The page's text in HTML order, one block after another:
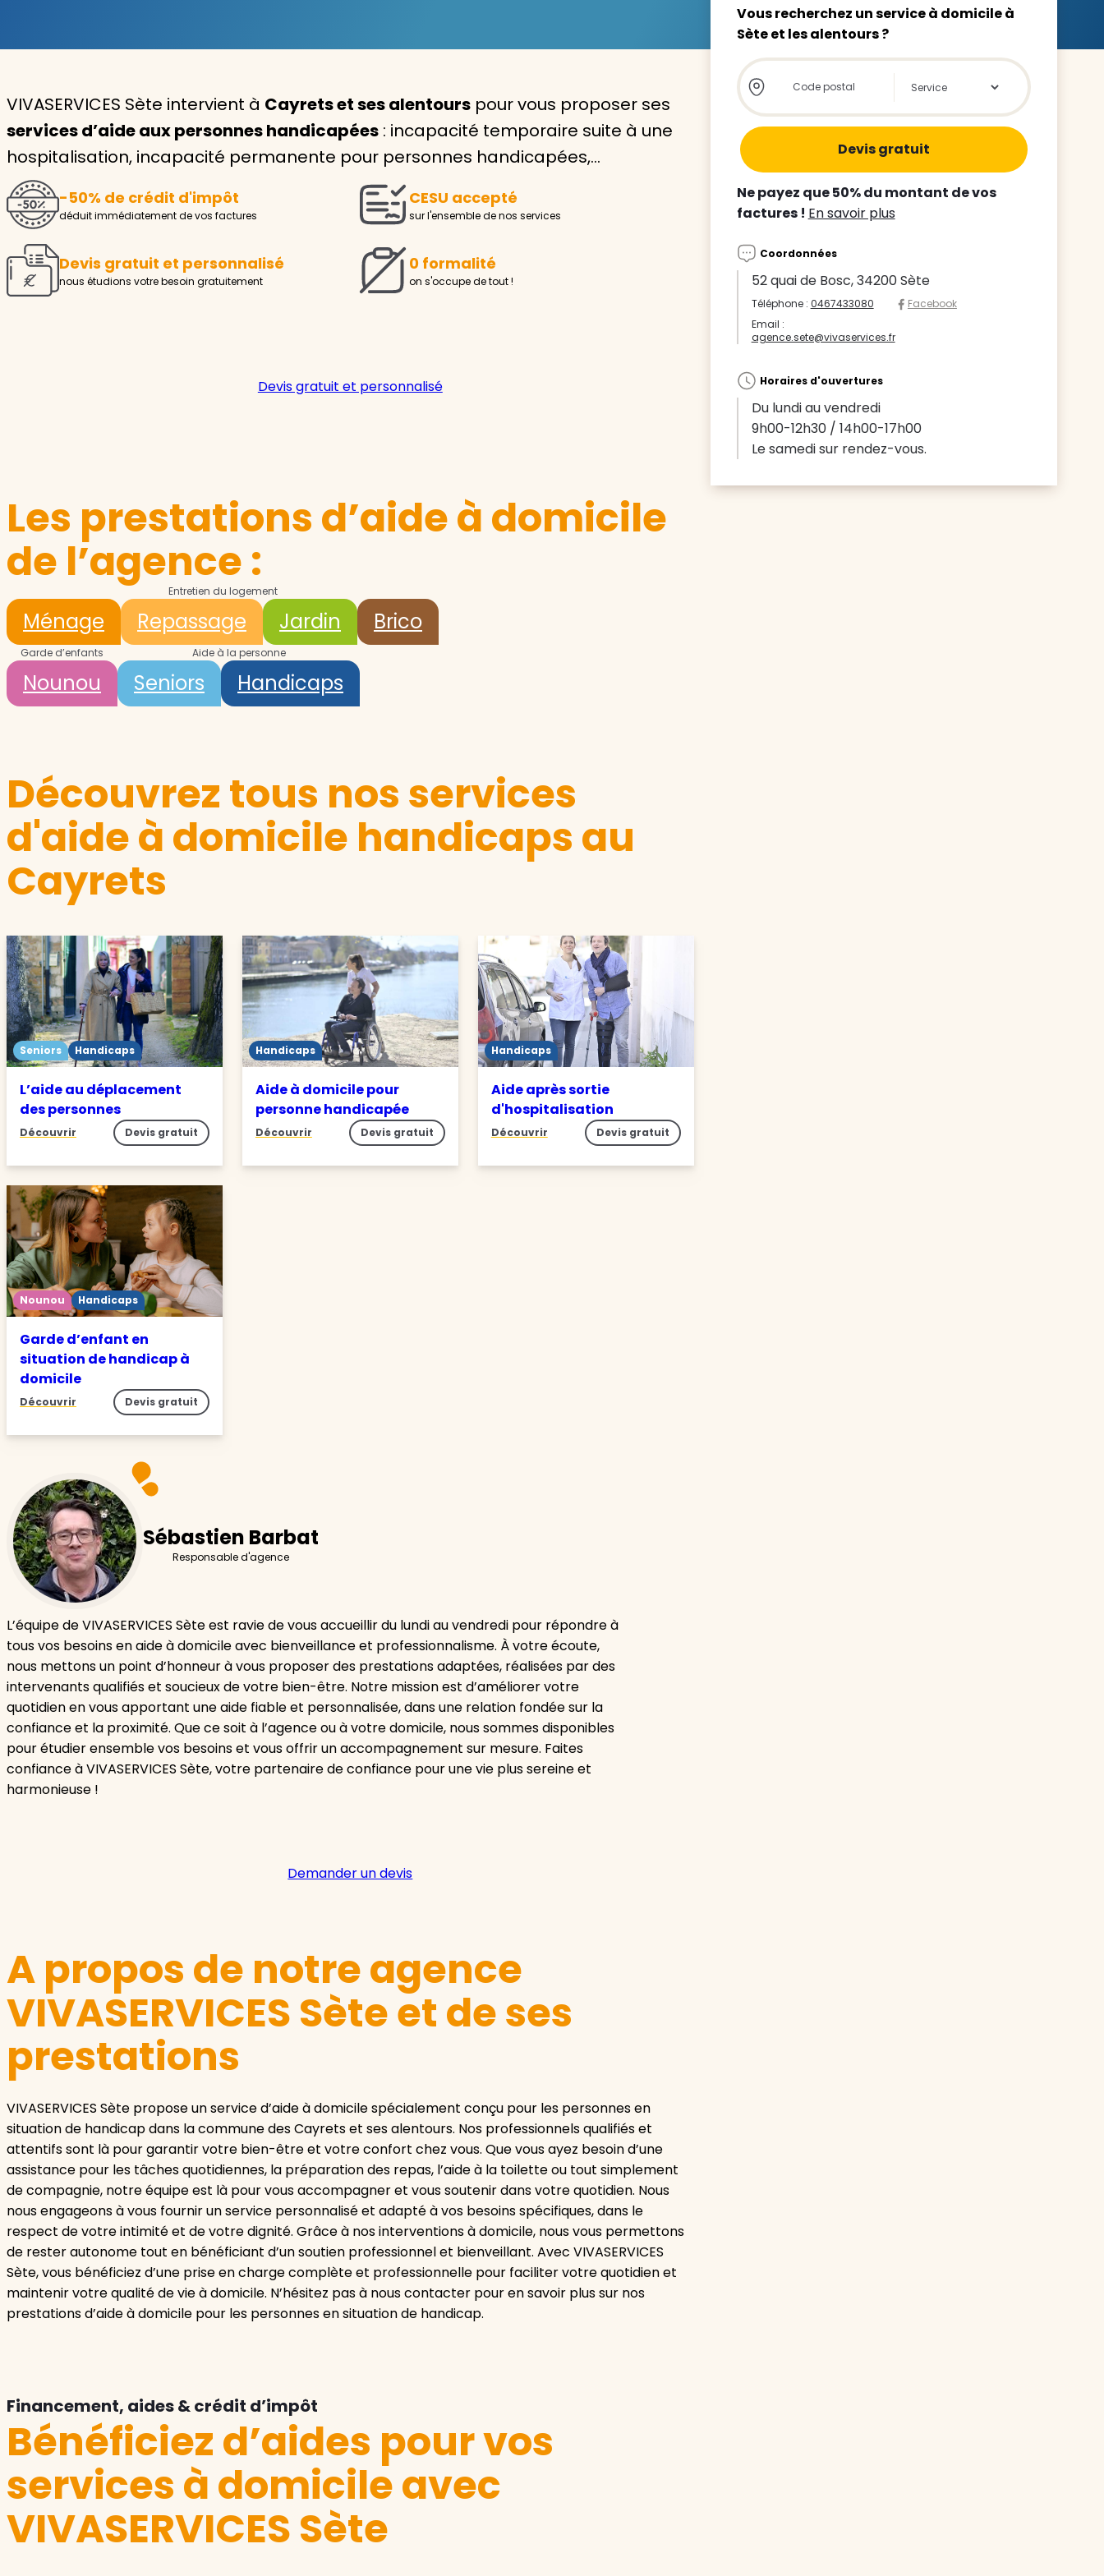
Aide à la personne
Seniors
Handicaps
Voir tous les services
Avec VIVASERVICES, trouvez le
service à domicile qui vous
Pour l’entretien de votre logement, la garde de votre enfant
ou l’accompagnement d’un parent, nos intervenants à
Demander un devis gratuit
Trouver mon agence
VIVASERVICES Sète intervient à Cayrets et ses alentours pour vous proposer ses
services d’aide aux personnes handicapées : incapacité temporaire suite à une
hospitalisation, incapacité permanente pour personnes handicapées,…
-50% de crédit d'impôt
déduit immédiatement de vos factures
CESU accepté
sur l'ensemble de nos services
Devis gratuit et personnalisé
nous étudions votre besoin gratuitement
0 formalité
on s'occupe de tout !
Devis gratuit et personnalisé
Les prestations d’aide à domicile
de l’agence :
Entretien du logement
Ménage Repassage Jardin Brico
Garde d’enfants
Nounou
Aide à la personne
Seniors Handicaps
Découvrez tous nos services
d'aide à domicile handicaps au
Cayrets
Seniors Handicaps
L’aide au déplacement
des personnes
Découvrir Devis gratuit
Handicaps
Aide à domicile pour
personne handicapée
Découvrir Devis gratuit
Handicaps
Aide après sortie
d'hospitalisation
Découvrir Devis gratuit
Nounou Handicaps
Garde d’enfant en
situation de handicap à
domicile
Découvrir Devis gratuit
Sébastien Barbat
Responsable d'agence
L’équipe de VIVASERVICES Sète est ravie de vous accueillir du lundi au vendredi pour répondre à
tous vos besoins en aide à domicile avec bienveillance et professionnalisme. À votre écoute,
nous mettons un point d’honneur à vous proposer des prestations adaptées, réalisées par des
intervenants qualifiés et soucieux de votre bien-être. Notre mission est d’améliorer votre
quotidien en vous apportant une aide fiable et personnalisée, dans une relation fondée sur la
confiance et la proximité. Que ce soit à l’agence ou à votre domicile, nous sommes disponibles
pour étudier ensemble vos besoins et vous offrir un accompagnement sur mesure. Faites
confiance à VIVASERVICES Sète, votre partenaire de confiance pour une vie plus sereine et
harmonieuse !
Demander un devis
A propos de notre agence
VIVASERVICES Sète et de ses
prestations
VIVASERVICES Sète propose un service d’aide à domicile spécialement conçu pour les personnes en
situation de handicap dans la commune des Cayrets et ses alentours. Nos professionnels qualifiés et
attentifs sont là pour garantir votre bien-être et votre confort chez vous. Que vous ayez besoin d’une
assistance pour les tâches quotidiennes, la préparation des repas, l’aide à la toilette ou tout simplement
de compagnie, notre équipe est là pour vous accompagner et vous soutenir dans votre quotidien. Nous
nous engageons à vous fournir un service personnalisé et adapté à vos besoins spécifiques, dans le
respect de votre intimité et de votre dignité. Grâce à nos interventions à domicile, nous vous permettons
de rester autonome tout en bénéficiant d’un soutien professionnel et bienveillant. Avec VIVASERVICES
Sète, vous bénéficiez d’une prise en charge complète et professionnelle pour faciliter votre quotidien et
maintenir votre qualité de vie à domicile. N’hésitez pas à nous contacter pour en savoir plus sur nos
prestations d’aide à domicile pour les personnes en situation de handicap.
Financement, aides & crédit d’impôt
Bénéficiez d’aides pour vos
services à domicile avec
VIVASERVICES Sète
Vous recherchez un service à domicile à
Sète et les alentours ?
Store locator global - Autocompletion
Rechercher
Ne payez que 50% du montant de vos
factures ! En savoir plus
Coordonnées
52 quai de Bosc, 34200 Sète
Téléphone : 0467433080
Facebook
Email :
agence.sete@vivaservices.fr
Horaires d'ouvertures
Du lundi au vendredi
9h00-12h30 / 14h00-17h00
Le samedi sur rendez-vous.